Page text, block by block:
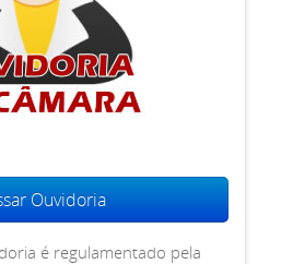
Ouvidoria
é regulamentado pela